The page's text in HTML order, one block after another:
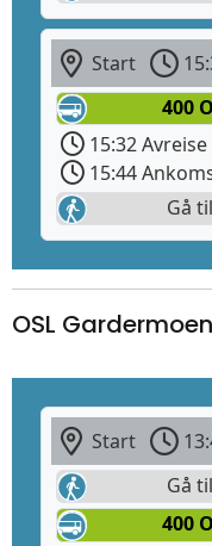
Start
400
15:32
15:44
Gå
OSL
Start
Gå
400